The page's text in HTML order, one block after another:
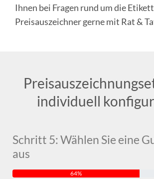
Ihnen bei Fragen rund um die
Preisauszeichner gerne mit Rat &
individuell
Schritt 5: Wählen Sie eine
aus
64%